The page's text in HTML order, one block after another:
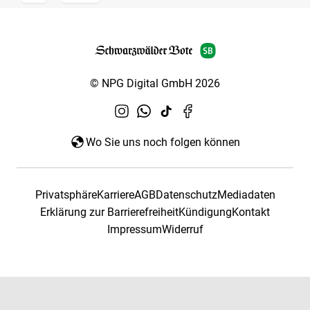
© NPG Digital GmbH 2026
Wo Sie uns noch folgen können
PrivatsphäreKarriereAGBDatenschutzMediadaten
Erklärung zur BarrierefreiheitKündigungKontakt
ImpressumWiderruf